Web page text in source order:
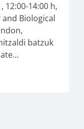
14:00 h,
and Biological
batzuk